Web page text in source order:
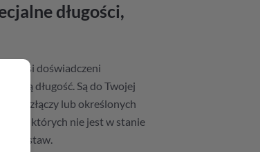
długości,
nasi doświadczeni
długość. Są do Twojej
złączy lub określonych
których nie jest w stanie
dostaw.